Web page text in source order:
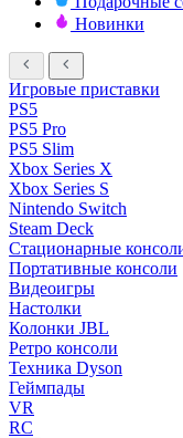
Новинки
Игровые приставки
PS5
PS5 Pro
PS5 Slim
Xbox Series X
Xbox Series S
Nintendo Switch
Steam Deck
Стационарные
Портативные консоли
Видеоигры
Настолки
Колонки JBL
Ретро консоли
Техника Dyson
Геймпады
VR
RC